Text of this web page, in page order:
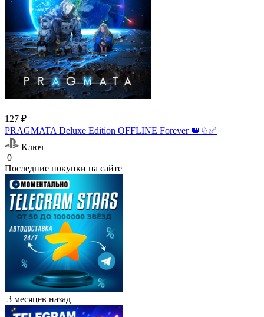
127 ₽
PRAGMATA Deluxe Edition OFFLINE Forever 👑♘✅
Ключ
0
Последние покупки на сайте
3 месяцев назад